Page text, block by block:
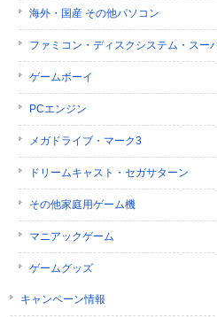
海外・国産 その他パソコン
ファミコン・ディスクシステム・スー
ゲームボーイ
PCエンジン
メガドライブ・マーク3
ドリームキャスト・セガサターン
その他家庭用ゲーム機
マニアックゲーム
ゲームグッズ
キャンペーン情報